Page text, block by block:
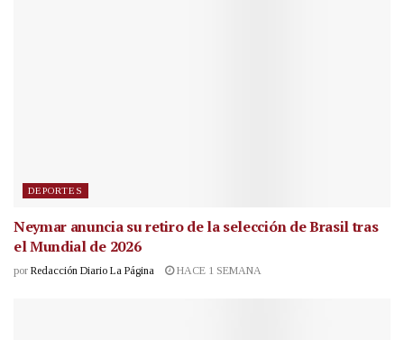
DEPORTES
Neymar anuncia su retiro de la selección de Brasil tras
el Mundial de 2026
por Redacción Diario La Página HACE 1 SEMANA